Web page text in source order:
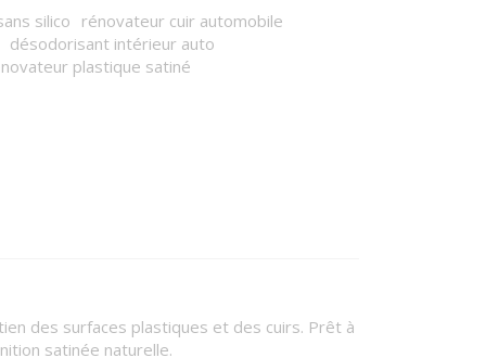
silico rénovateur cuir automobile
désodorisant intérieur auto
plastique satiné
des surfaces plastiques et des cuirs. Prêt à
satinée naturelle.